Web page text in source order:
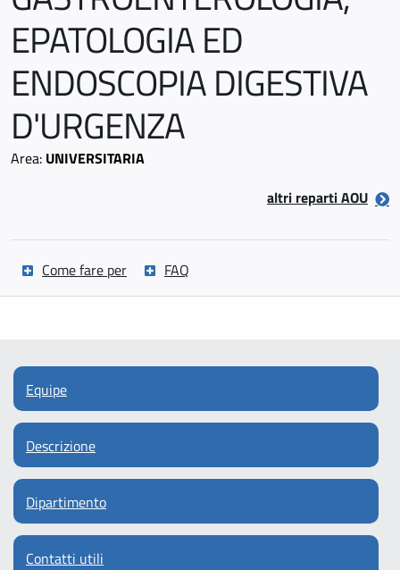
EPATOLOGIA ED
ENDOSCOPIA DIGESTIVA
D'URGENZA
Area: UNIVERSITARIA
altri reparti AOU
Come fare per FAQ
Equipe
Descrizione
Dipartimento
Contatti utili